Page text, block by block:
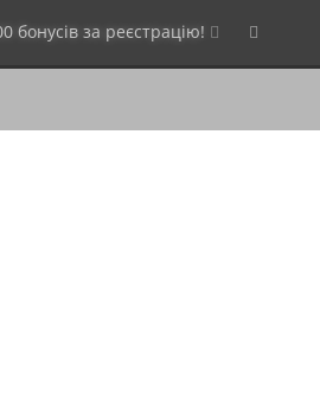
бонусів за реєстрацію!